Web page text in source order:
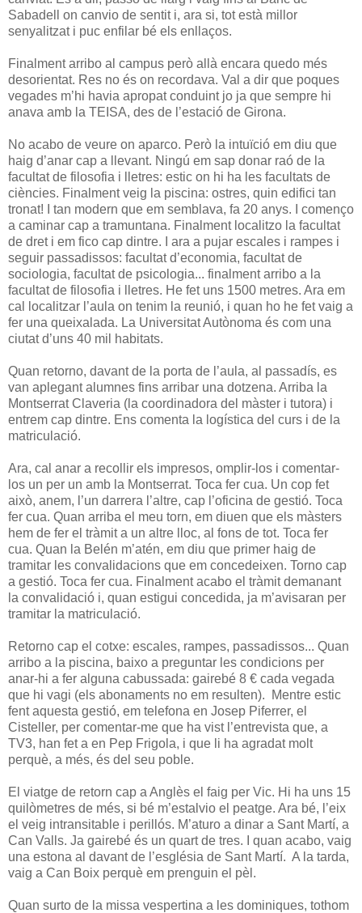
Sabadell on canvio de sentit i, ara si, tot està millor
senyalitzat i puc enfilar bé els enllaços.
Finalment arribo al campus però allà encara quedo més
desorientat. Res no és on recordava. Val a dir que poques
vegades m’hi havia apropat conduint jo ja que sempre hi
anava amb la TEISA, des de l’estació de Girona.
No acabo de veure on aparco. Però la intuïció em diu que
haig d’anar cap a llevant. Ningú em sap donar raó de la
facultat de filosofia i lletres: estic on hi ha les facultats de
ciències. Finalment veig la piscina: ostres, quin edifici tan
tronat! I tan modern que em semblava, fa 20 anys. I començo
a caminar cap a tramuntana. Finalment localitzo la facultat
de dret i em fico cap dintre. I ara a pujar escales i rampes i
seguir passadissos: facultat d’economia, facultat de
sociologia, facultat de psicologia... finalment arribo a la
facultat de filosofia i lletres. He fet uns 1500 metres. Ara em
cal localitzar l’aula on tenim la reunió, i quan ho he fet vaig a
fer una queixalada. La Universitat Autònoma és com una
ciutat d’uns 40 mil habitats.
Quan retorno, davant de la porta de l’aula, al passadís, es
van aplegant alumnes fins arribar una dotzena. Arriba la
Montserrat Claveria (la coordinadora del màster i tutora) i
entrem cap dintre. Ens comenta la logística del curs i de la
matriculació.
Ara, cal anar a recollir els impresos, omplir-los i comentar-
los un per un amb la Montserrat. Toca fer cua. Un cop fet
això, anem, l’un darrera l’altre, cap l’oficina de gestió. Toca
fer cua. Quan arriba el meu torn, em diuen que els màsters
hem de fer el tràmit a un altre lloc, al fons de tot. Toca fer
cua. Quan la Belén m’atén, em diu que primer haig de
tramitar les convalidacions que em concedeixen. Torno cap
a gestió. Toca fer cua. Finalment acabo el tràmit demanant
la convalidació i, quan estigui concedida, ja m’avisaran per
tramitar la matriculació.
Retorno cap el cotxe: escales, rampes, passadissos... Quan
arribo a la piscina, baixo a preguntar les condicions per
anar-hi a fer alguna cabussada: gairebé 8 € cada vegada
que hi vagi (els abonaments no em resulten). Mentre estic
fent aquesta gestió, em telefona en Josep Piferrer, el
Cisteller, per comentar-me que ha vist l’entrevista que, a
TV3, han fet a en Pep Frigola, i que li ha agradat molt
perquè, a més, és del seu poble.
El viatge de retorn cap a Anglès el faig per Vic. Hi ha uns 15
quilòmetres de més, si bé m’estalvio el peatge. Ara bé, l’eix
el veig intransitable i perillós. M’aturo a dinar a Sant Martí, a
Can Valls. Ja gairebé és un quart de tres. I quan acabo, vaig
una estona al davant de l’església de Sant Martí. A la tarda,
vaig a Can Boix perquè em prenguin el pèl.
Quan surto de la missa vespertina a les dominiques, tothom